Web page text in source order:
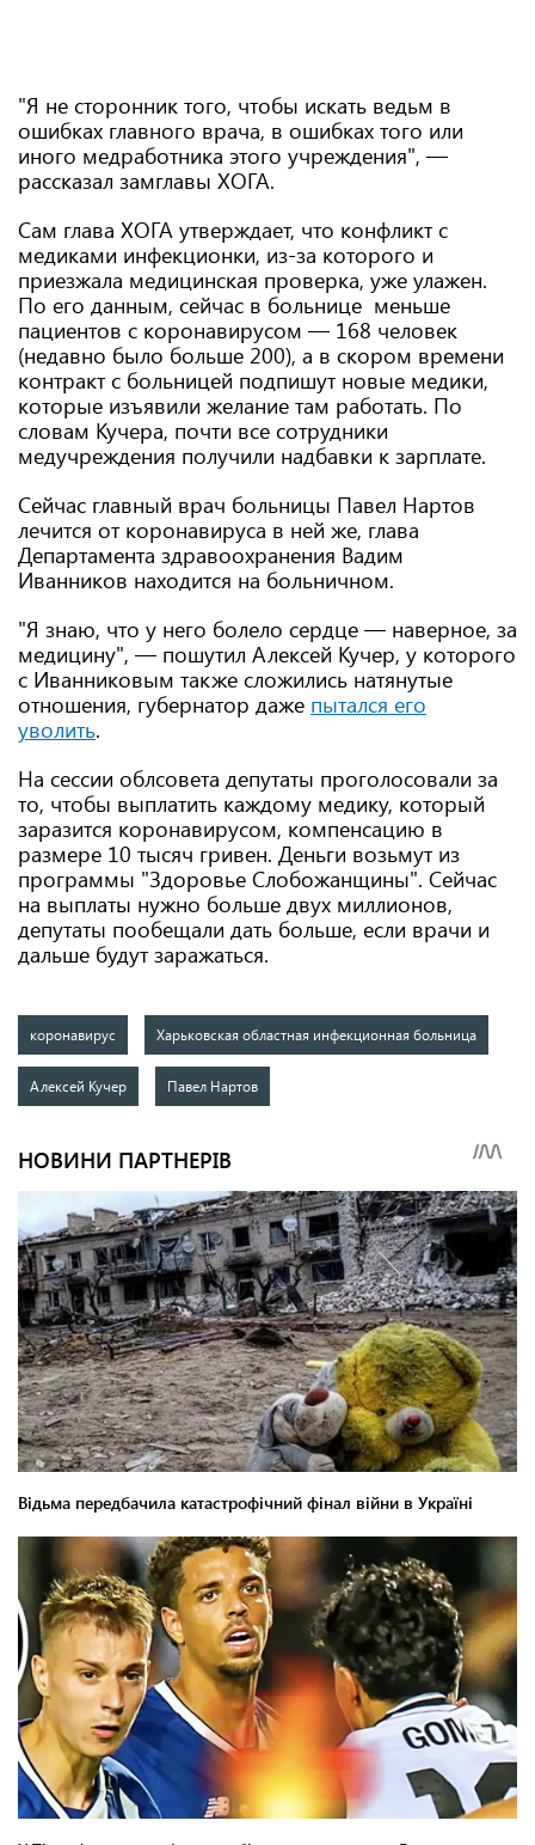
"Я не сторонник того, чтобы искать ведьм в
ошибках главного врача, в ошибках того или
иного медработника этого учреждения", —
рассказал замглавы ХОГА.
Сам глава ХОГА утверждает, что конфликт с
медиками инфекционки, из-за которого и
приезжала медицинская проверка, уже улажен.
По его данным, сейчас в больнице меньше
пациентов с коронавирусом — 168 человек
(недавно было больше 200), а в скором времени
контракт с больницей подпишут новые медики,
которые изъявили желание там работать. По
словам Кучера, почти все сотрудники
медучреждения получили надбавки к зарплате.
Сейчас главный врач больницы Павел Нартов
лечится от коронавируса в ней же, глава
Департамента здравоохранения Вадим
Иванников находится на больничном.
"Я знаю, что у него болело сердце — наверное, за
медицину", — пошутил Алексей Кучер, у которого
с Иванниковым также сложились натянутые
отношения, губернатор даже пытался его
уволить.
На сессии облсовета депутаты проголосовали за
то, чтобы выплатить каждому медику, который
заразится коронавирусом, компенсацию в
размере 10 тысяч гривен. Деньги возьмут из
программы "Здоровье Слобожанщины". Сейчас
на выплаты нужно больше двух миллионов,
депутаты пообещали дать больше, если врачи и
дальше будут заражаться.
коронавирус Харьковская областная инфекционная больница
Алексей Кучер Павел Нартов